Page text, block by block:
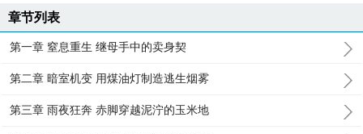
章节列表
第一章 窒息重生 继母手中的卖身契
第二章 暗室机变 用煤油灯制造逃生烟雾
第三章 雨夜狂奔 赤脚穿越泥泞的玉米地